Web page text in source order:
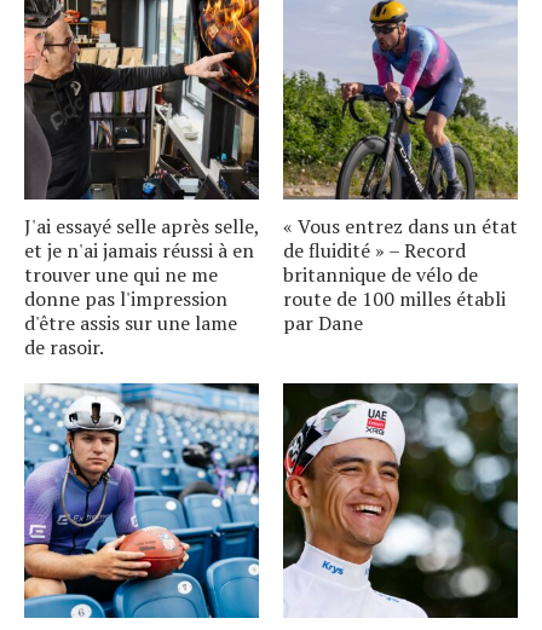
J'ai essayé selle après selle,
et je n'ai jamais réussi à en
trouver une qui ne me
donne pas l'impression
d'être assis sur une lame
de rasoir.
« Vous entrez dans un état
de fluidité » – Record
britannique de vélo de
route de 100 milles établi
par Dane